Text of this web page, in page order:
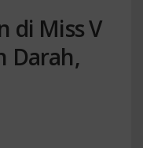
di Miss V
Darah,